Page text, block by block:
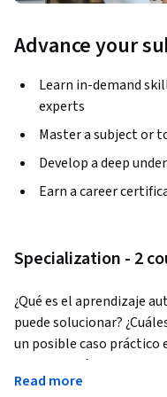
Advance your
Learn in-demand
experts
Master a subject or
Develop a deep
Earn a career
Specialization - 2
¿Qué es el aprendizaje
puede solucionar?
un posible caso práctico
la tecnología de
importante no saltarse
Read more